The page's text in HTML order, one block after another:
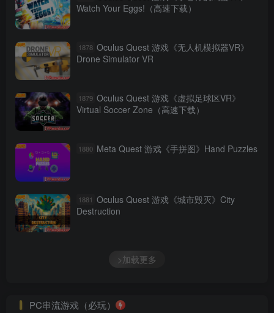
Watch Your Eggs!（高速下载）
1878 Oculus Quest 游戏《无人机模拟器VR》
Drone Simulator VR
1879 Oculus Quest 游戏《虚拟足球区VR》
Virtual Soccer Zone（高速下载）
1880 Meta Quest 游戏《手拼图》Hand Puzzles
1881 Oculus Quest 游戏《城市毁灭》City
Destruction
>加载更多
PC串流游戏（必玩）